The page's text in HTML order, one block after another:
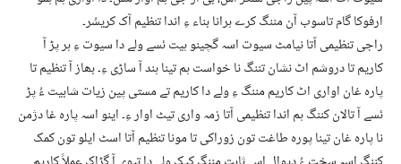
ارفوکا گام تاسوب آن مننگ کرے ہرانا بناء ءِ اندا تنظیم آک کریسُر۔
راجی تنظیمی آتا نیامٹ سیوت اسہ گچینو ہیت ئسے ولے دا سیوت ءِ ہر پڑ آ
کاریم تا دروشم اٹ نشان تننگ نا خواست ہم تینا ہند آ ساڑی ءِ۔ بھاز آ تنظیم تا
پارہ غان اواری اٹ کاریم مننگ ءِ ولے دا کاریم تے مستی پین زیات شابیت ءُ پڑ
ئسے آ تالان کننگ ہم اندا تنظیمی آتا زمہ واری تیٹ اوار ءِ۔ اینو اسہ پارہ غا دژمن
نا پارہ غان تینا پورہ طاغت تون زوراکی تا مونا تنظیم آتا اسٹ ایلو تون کمک